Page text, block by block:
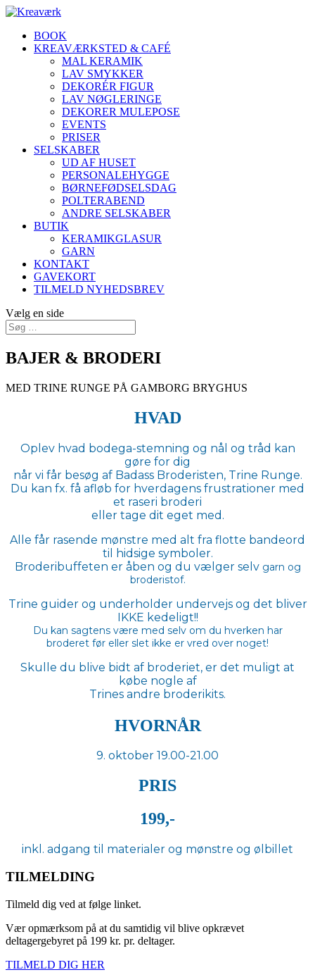
BOOK
KREAVÆRKSTED & CAFÉ
MAL KERAMIK
LAV SMYKKER
DEKORÉR FIGUR
LAV NØGLERINGE
DEKORER MULEPOSE
EVENTS
PRISER
SELSKABER
UD AF HUSET
PERSONALEHYGGE
BØRNEFØDSELSDAG
POLTERABEND
ANDRE SELSKABER
BUTIK
KERAMIKGLASUR
GARN
KONTAKT
GAVEKORT
TILMELD NYHEDSBREV
Vælg en side
BAJER & BRODERI
MED TRINE RUNGE PÅ GAMBORG BRYGHUS
HVAD
Oplev hvad bodega-stemning og nål og tråd kan
gøre for dig
når vi får besøg af Badass Broderisten, Trine Runge.
Du kan fx. få afløb for hverdagens frustrationer med
et raseri broderi
eller tage dit eget med.
Alle får rasende mønstre med alt fra flotte bandeord
til hidsige symboler.
Broderibuffeten er åben og du vælger selv garn og
broderistof.
Trine guider og underholder undervejs og det bliver
IKKE kedeligt!!
Du kan sagtens være med selv om du hverken har
broderet før eller slet ikke er vred over noget!
Skulle du blive bidt af broderiet, er det muligt at
købe nogle af
Trines andre broderikits.
HVORNÅR
9. oktober 19.00-21.00
PRIS
199,-
inkl. adgang til materialer og mønstre og ølbillet
TILMELDING
Tilmeld dig ved at følge linket.
Vær opmærksom på at du samtidig vil blive opkrævet
deltagergebyret på 199 kr. pr. deltager.
TILMELD DIG HER